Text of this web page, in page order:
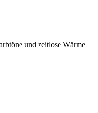
und zeitlose Wärme